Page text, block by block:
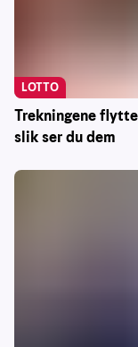
Trekningene
slik ser du dem
LOTTO